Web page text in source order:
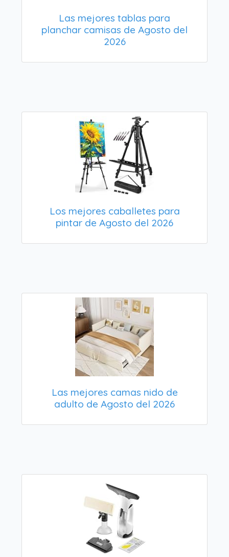
Las mejores tablas para
planchar camisas de Agosto del
2026
Los mejores caballetes para
pintar de Agosto del 2026
Las mejores camas nido de
adulto de Agosto del 2026